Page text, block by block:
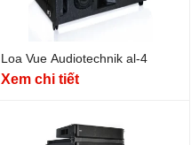
Loa Vue Audiotechnik al-4
Xem chi tiết